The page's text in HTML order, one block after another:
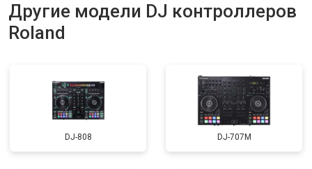
Другие модели DJ контроллеров
Roland
DJ-808 DJ-707M